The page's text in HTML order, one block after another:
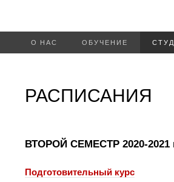
О НАС ОБУЧЕНИЕ
РАСПИСАНИЯ
ВТОРОЙ СЕМЕСТР 2020-2021
Подготовительный курс